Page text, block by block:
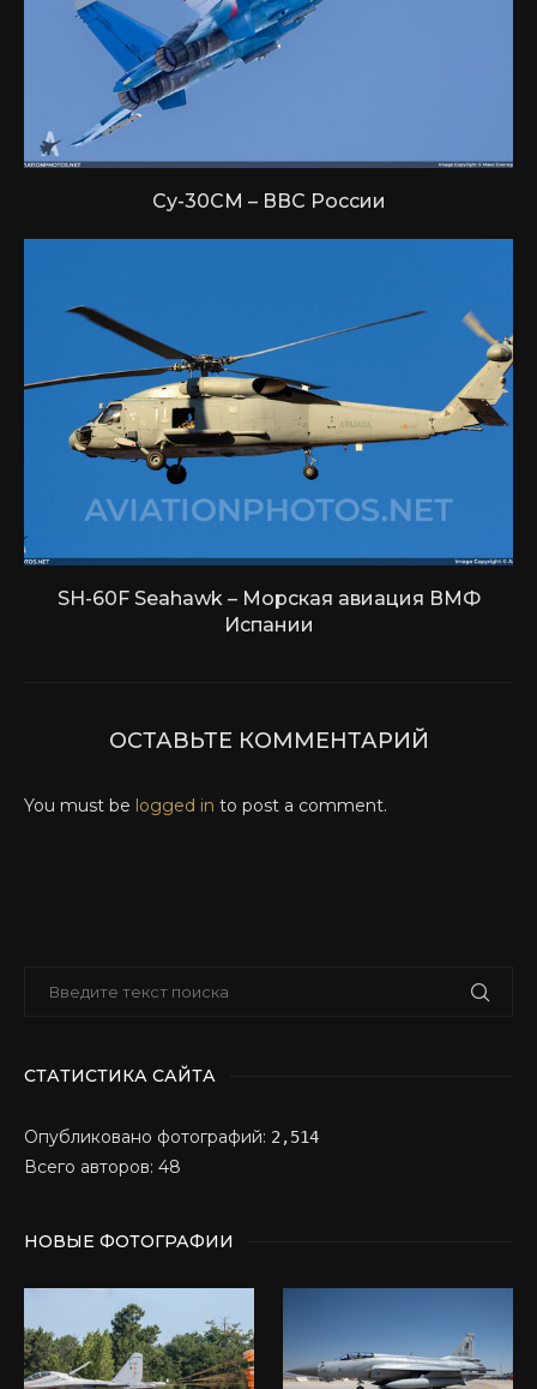
Су-30СМ – ВВС России
SH-60F Seahawk – Морская авиация ВМФ
Испании
ОСТАВЬТЕ КОММЕНТАРИЙ
You must be logged in to post a comment.
СТАТИСТИКА САЙТА
Опубликовано фотографий: 2,514
Всего авторов: 48
НОВЫЕ ФОТОГРАФИИ